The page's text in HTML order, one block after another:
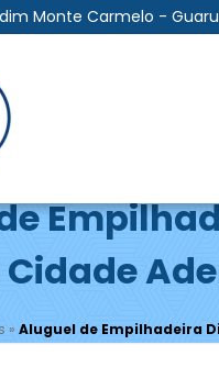
Monte Carmelo -
»Aluguel de Empilhadeira